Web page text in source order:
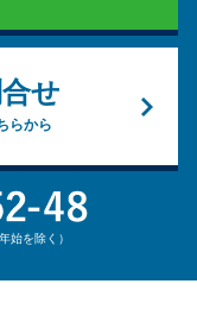
せ
らから
始を除く）